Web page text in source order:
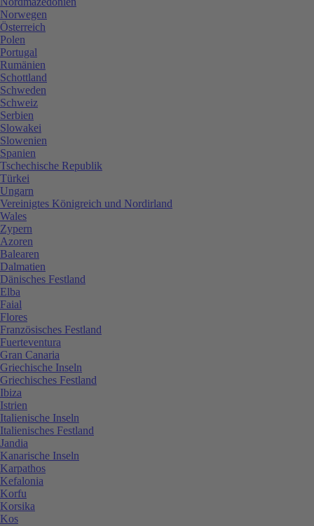
Norwegen
Österreich
Polen
Portugal
Rumänien
Schottland
Schweden
Schweiz
Serbien
Slowakei
Slowenien
Spanien
Tschechische Republik
Türkei
Ungarn
Vereinigtes Königreich und Nordirland
Wales
Zypern
Azoren
Balearen
Dalmatien
Dänisches Festland
Elba
Faial
Flores
Französisches Festland
Fuerteventura
Gran Canaria
Griechische Inseln
Griechisches Festland
Ibiza
Istrien
Italienische Inseln
Italienisches Festland
Jandia
Kanarische Inseln
Karpathos
Kefalonia
Korfu
Korsika
Kos